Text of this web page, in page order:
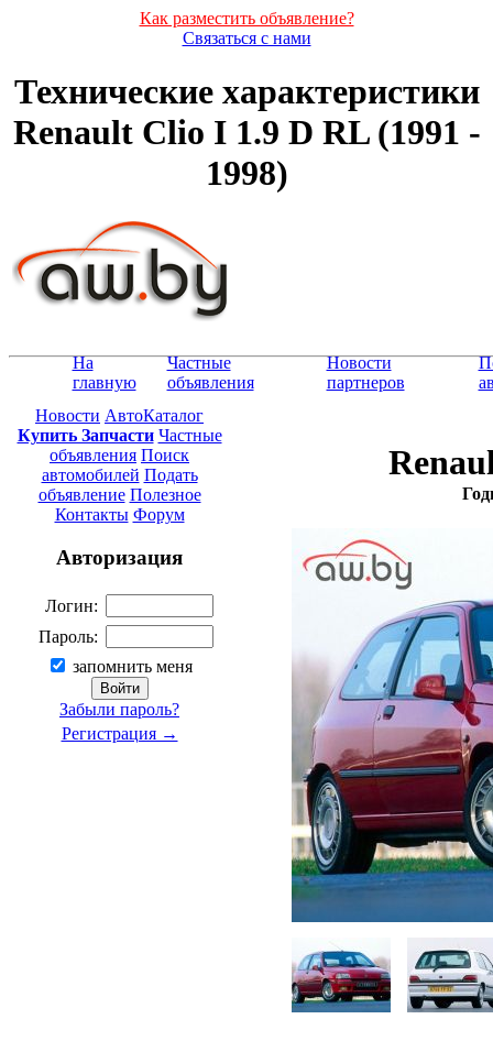
Как разместить объявление?
Связаться с нами
Технические характеристики
Renault Clio I 1.9 D RL (1991 -
1998)
На
главную
Частные
объявления
Новости
партнеров
Новости АвтоКаталог
Купить Запчасти Частные
объявления Поиск
автомобилей Подать
объявление Полезное
Контакты Форум
Авторизация
Логин:
Пароль:
запомнить меня
Забыли пароль?
Регистрация →